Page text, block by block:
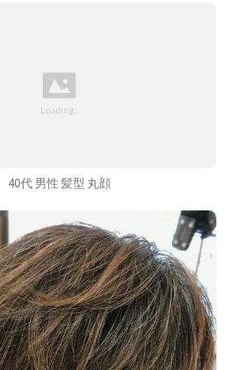
40代 男性 髪型 丸顔